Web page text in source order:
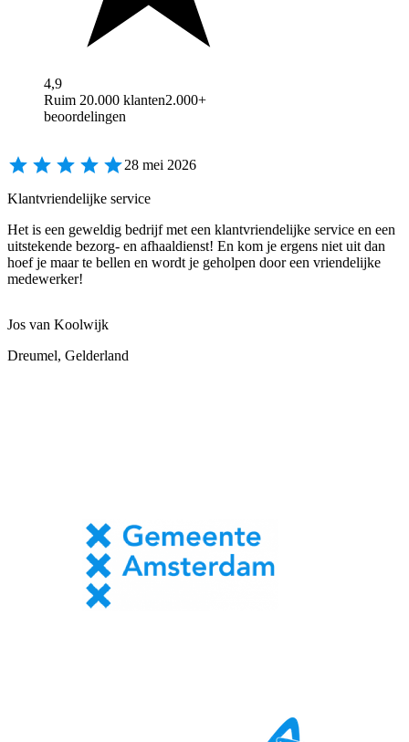
4,9
Ruim 20.000 klanten2.000+
beoordelingen
28 mei 2026
Klantvriendelijke service
Het is een geweldig bedrijf met een klantvriendelijke service en een
uitstekende bezorg- en afhaaldienst! En kom je ergens niet uit dan
hoef je maar te bellen en wordt je geholpen door een vriendelijke
medewerker!
Jos van Koolwijk
Dreumel, Gelderland